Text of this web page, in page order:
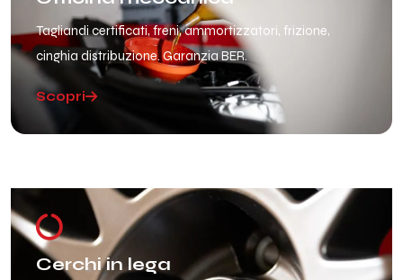
Tagliandi certificati, freni, ammortizzatori, frizione,
cinghia distribuzione. Garanzia BER.
Scopri
Cerchi in lega